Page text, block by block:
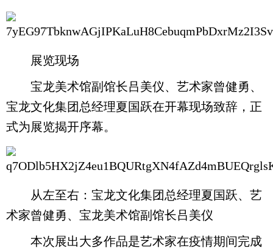
展览现场
宝龙美术馆副馆长吕美仪、艺术家曾健勇、
宝龙文化集团总经理夏国跃在开幕现场致辞，正
式为展览揭开序幕。
从左至右：宝龙文化集团总经理夏国跃、艺
术家曾健勇、宝龙美术馆副馆长吕美仪
本次展出大多作品是艺术家在疫情期间完成